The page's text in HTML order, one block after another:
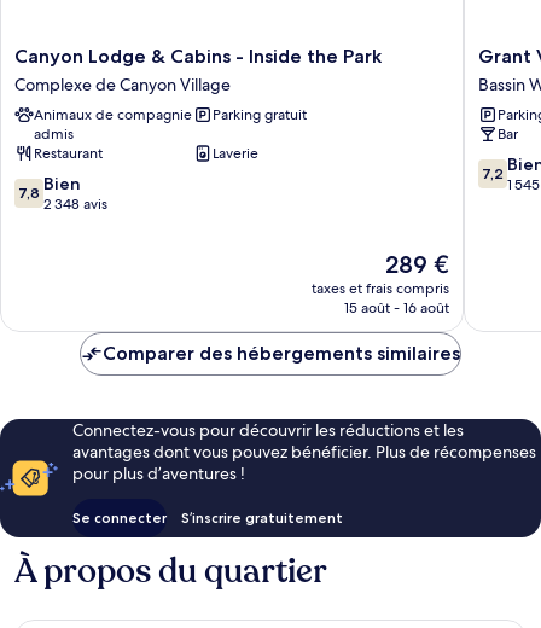
Canyon
Lodge
&
Cabins
Inside
the
Park
Canyon Lodge & Cabins - Inside the Park
Complexe de Canyon Village
Animaux de compagnie
admis
Parking gratuit
Restaurant
Laverie
7.8
sur
7,8 Bien
2 348 avis
Le
nouveau
prix
de
289 €
taxes et frais compris
15 août - 16 août
Grant
Village
-
Inside
the
Park
Bassin
Grant
Bassin
Bar
7.2
sur
7,2
1
Comparer des hébergements similaires
Connectez-vous pour découvrir les réductions et les
avantages dont vous pouvez bénéficier. Plus de récompenses
pour plus d’aventures !
Se connecter S’inscrire gratuitement
À propos du quartier